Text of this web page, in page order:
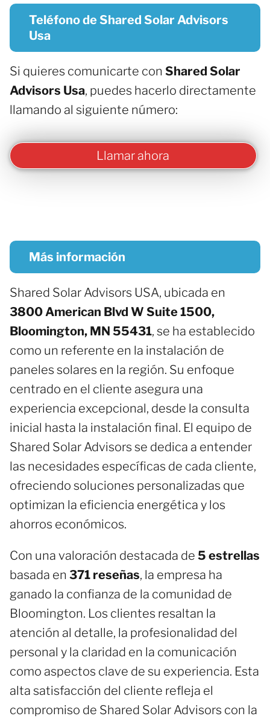
Teléfono de Shared Solar Advisors
Usa
Si quieres comunicarte con Shared Solar
Advisors Usa, puedes hacerlo directamente
llamando al siguiente número:
Llamar ahora
Más información
Shared Solar Advisors USA, ubicada en
3800 American Blvd W Suite 1500,
Bloomington, MN 55431, se ha establecido
como un referente en la instalación de
paneles solares en la región. Su enfoque
centrado en el cliente asegura una
experiencia excepcional, desde la consulta
inicial hasta la instalación final. El equipo de
Shared Solar Advisors se dedica a entender
las necesidades específicas de cada cliente,
ofreciendo soluciones personalizadas que
optimizan la eficiencia energética y los
ahorros económicos.
Con una valoración destacada de 5 estrellas
basada en 371 reseñas, la empresa ha
ganado la confianza de la comunidad de
Bloomington. Los clientes resaltan la
atención al detalle, la profesionalidad del
personal y la claridad en la comunicación
como aspectos clave de su experiencia. Esta
alta satisfacción del cliente refleja el
compromiso de Shared Solar Advisors con la